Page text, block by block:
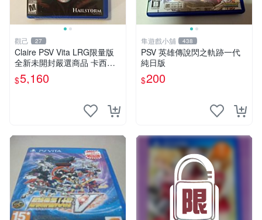
觀己 27
Claire PSV Vita LRG限量版
全新未開封嚴選商品 卡西歐
電競耳機耳罩 PSV vita 耳機
電競耳機
$5,160
隼遊戲小舖 438
PSV 英雄傳說閃之軌跡一代
純日版
$200